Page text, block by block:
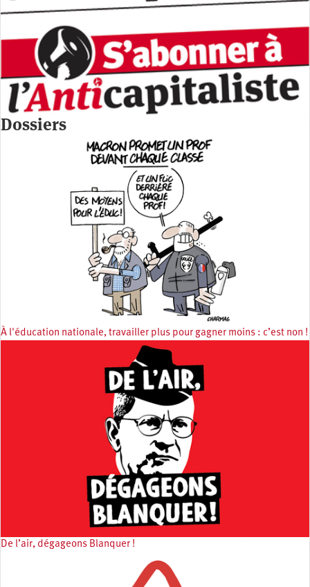
Dossiers
À l'éducation nationale, travailler plus pour gagner moins : c’est non !
De l’air, dégageons Blanquer !